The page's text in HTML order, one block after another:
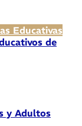
Educativas
de
y Adultos